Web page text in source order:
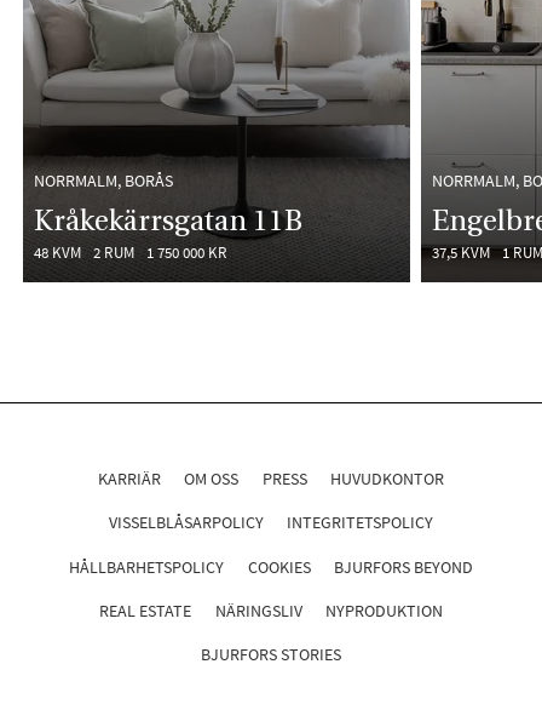
NORRMALM, BORÅS
Kråkekärrsgatan 11B
48 KVM 2 RUM 1 750 000 KR
NORRMALM,
37,5 KVM 1 RUM
KARRIÄR OM OSS PRESS HUVUDKONTOR
VISSELBLÅSARPOLICY INTEGRITETSPOLICY
HÅLLBARHETSPOLICY COOKIES BJURFORS BEYOND
REAL ESTATE NÄRINGSLIV NYPRODUKTION
BJURFORS STORIES